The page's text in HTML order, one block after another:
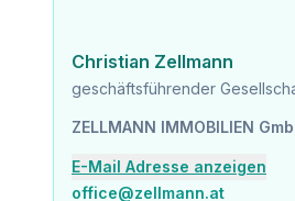
Top 6: 105,21 m² 888.000,00 €
UNSER SERVICE – VERTRAUEN.
Christian Zellmann
geschäftsführender
ZELLMANN IMMOBILIEN
E-Mail Adresse anzeigen
office@zellmann.at